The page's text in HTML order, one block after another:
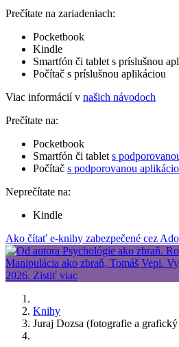
Prečítate na zariadeniach:
Pocketbook
Kindle
Smartfón či tablet s príslušnou
Počítač s príslušnou aplikáciou
Viac informácií v našich návodoch
Prečítate na:
Pocketbook
Smartfón či tablet s
Počítač s podporovanou
Neprečítate na:
Kindle
Ako čítať e-knihy zabezpečené cez
Knihy
Juraj Dozsa (fotografie a